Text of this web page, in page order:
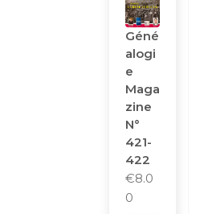
Géné
Alogi
E
Maga
Zine
N°
421-
422
€8.0
0